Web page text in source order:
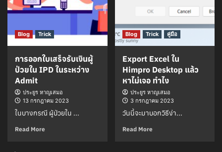
Blog Trick
การออกใบเสร็จรับเงินผู้
ป่วยใน IPD ในระหว่าง
Admit
ประยูร หาญเสมอ
13 กรกฎาคม 2023
ในบางกรณี ผู้ป่วยใน ...
Read More
Blog Trick คู่มือ
Export Excel ใน
Himpro Desktop แล้ว
หาไม่เจอ ทำไง
ประยูร หาญเสมอ
3 กรกฎาคม 2023
วันนี้จะมาบอกวิธีง่า...
Read More